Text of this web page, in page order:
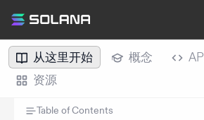
从这里开始 概念
资源
Table of Contents